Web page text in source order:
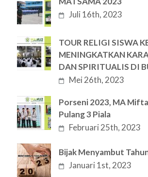
Juli 16th, 2023
TOUR RELIGI SISWA
MENINGKATKAN
DAN SPIRITUALIS DI
Mei 26th, 2023
Porseni 2023, MA
Pulang 3 Piala
Februari 25th, 2023
Bijak Menyambut
Januari 1st, 2023